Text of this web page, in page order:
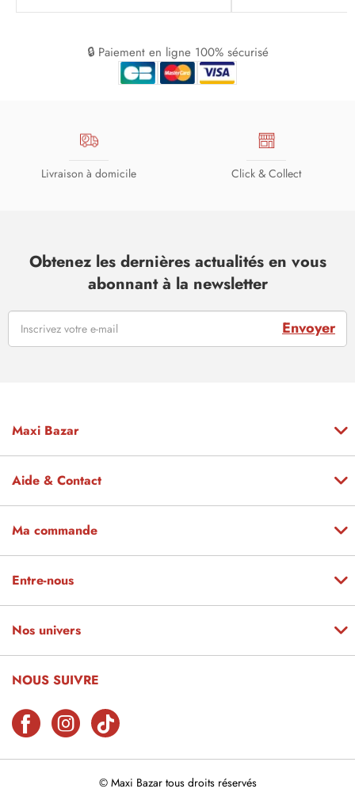
🔒 Paiement en ligne 100% sécurisé
Livraison à domicile Click & Collect
Obtenez les dernières actualités en vous
abonnant à la newsletter
Envoyer
Maxi Bazar
Aide & Contact
Ma commande
Entre-nous
Nos univers
NOUS SUIVRE
© Maxi Bazar tous droits réservés